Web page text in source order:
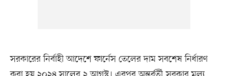
সরকারের নির্বাহী আদেশে ফার্নেস তেলের দাম সবশেষ নির্ধারণ